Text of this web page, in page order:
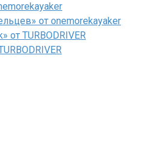
от onemorekayaker
от TURBODRIVER